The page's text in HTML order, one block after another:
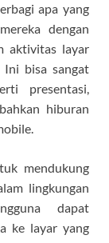
apa yang
dengan
aktivitas layar
Ini bisa sangat
presentasi,
hiburan
mendukung
lingkungan
dapat
ke layar yang